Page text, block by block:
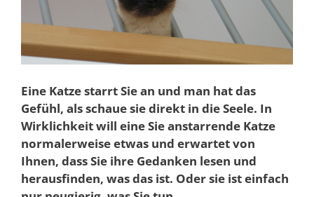
Eine Katze starrt Sie an und man hat das
Gefühl, als schaue sie direkt in die Seele. In
Wirklichkeit will eine Sie anstarrende Katze
normalerweise etwas und erwartet von
Ihnen, dass Sie ihre Gedanken lesen und
herausfinden, was das ist. Oder sie ist einfach